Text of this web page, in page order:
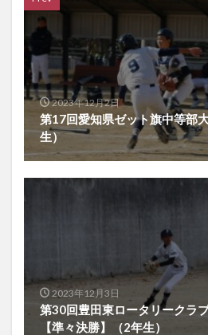
2023年12月2日
第17回愛知県ゼット旗中等部
生）
2023年12月3日
第30回豊田東ロータリークラ
【準々決勝】（2年生）